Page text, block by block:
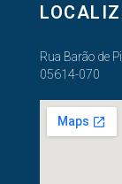
Rua Barão de
05614-070